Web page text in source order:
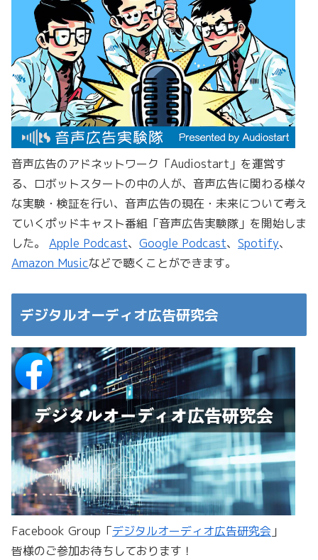
音声広告のアドネットワーク「Audiostart」を運営す
る、ロボットスタートの中の人が、音声広告に関わる様々
な実験・検証を行い、音声広告の現在・未来について考え
ていくポッドキャスト番組「音声広告実験隊」を開始しま
した。 Apple Podcast、 Google Podcast、 Spotify、
Amazon Musicなどで聴くことができます。
デジタルオーディオ広告研究会
Facebook Group「デジタルオーディオ広告研究会 」
皆様のご参加お待ちしております！